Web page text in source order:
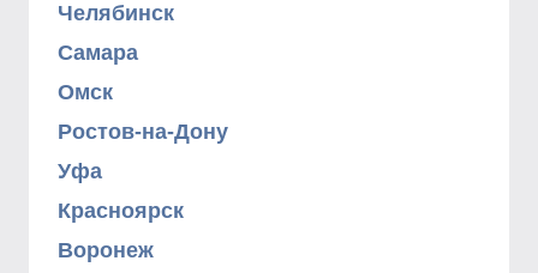
Челябинск
Самара
Омск
Ростов-на-Дону
Уфа
Красноярск
Воронеж